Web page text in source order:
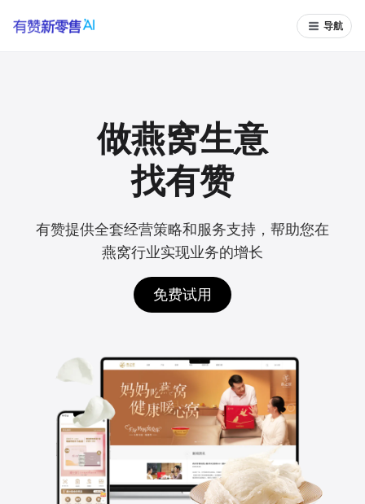
导航
做燕窝生意
找有赞
有赞提供全套经营策略和服务支持，帮助您在
燕窝行业实现业务的增长
免费试用